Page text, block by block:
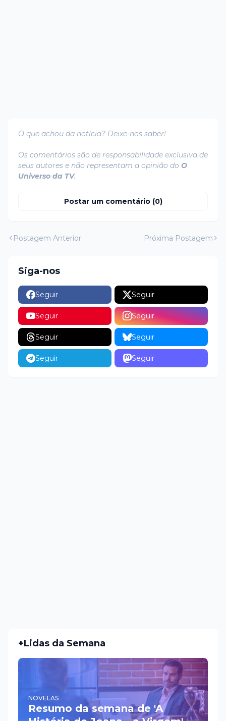
O que achou da notícia? Deixe-nos saber!
Os comentários são de responsabilidade exclusiva de
seus autores e não representam a opinião do O
Universo da TV.
Postar um comentário (0)
Postagem Anterior Próxima Postagem
Siga-nos
Seguir Seguir
Seguir Seguir
Seguir Seguir
Seguir Seguir
+Lidas da Semana
NOVELAS
Resumo da semana de 'A